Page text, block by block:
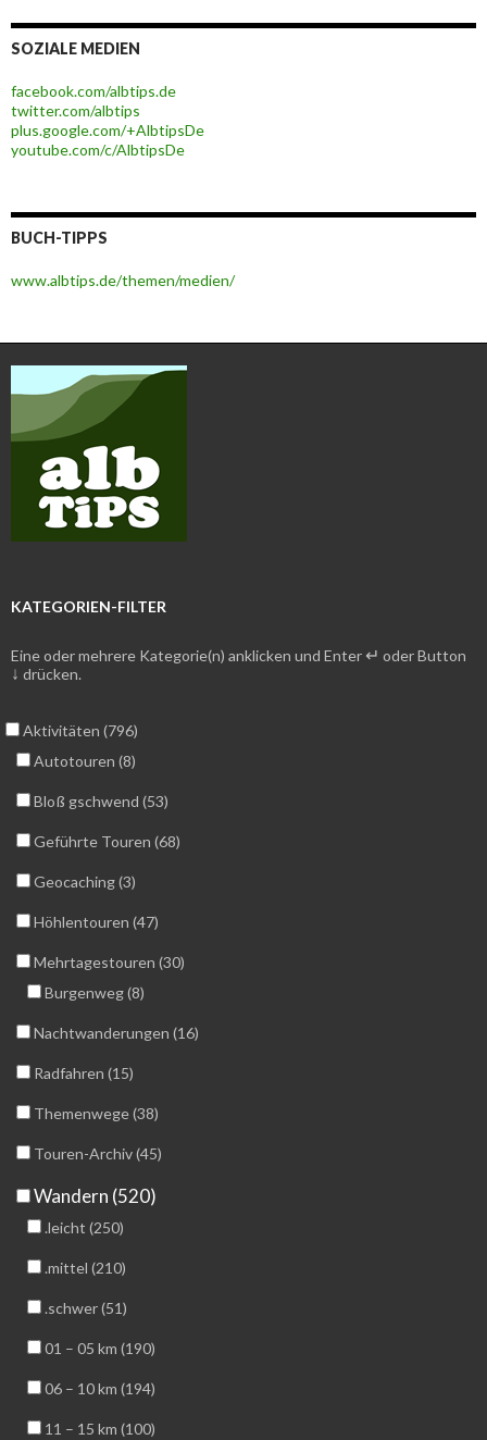
SOZIALE MEDIEN
facebook.com/albtips.de
twitter.com/albtips
plus.google.com/+AlbtipsDe
youtube.com/c/AlbtipsDe
BUCH-TIPPS
www.albtips.de/themen/medien/
KATEGORIEN-FILTER
Eine oder mehrere Kategorie(n) anklicken und Enter ↵ oder Button
↓ drücken.
Aktivitäten (796)
Autotouren (8)
Bloß gschwend (53)
Geführte Touren (68)
Geocaching (3)
Höhlentouren (47)
Mehrtagestouren (30)
Burgenweg (8)
Nachtwanderungen (16)
Radfahren (15)
Themenwege (38)
Touren-Archiv (45)
Wandern (520)
.leicht (250)
.mittel (210)
.schwer (51)
01 – 05 km (190)
06 – 10 km (194)
11 – 15 km (100)